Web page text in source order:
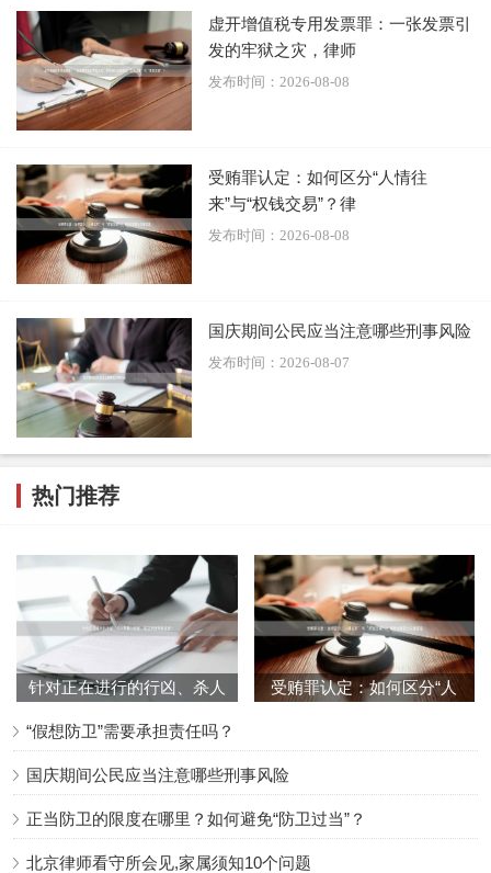
5.律师会见预约
北京看守所需提前预约会见，多数看守所可通过“北京监
管”微信小程序或线上平台预约，部分看守所需提前1-2天预
约。家属无需参与预约，但需配合律师提供相关信息。
6.存款与存物
多数看守所支持通过“北京监管”小程序网上存款，部分看守
所可现场办理。家属或律师可代为存款，但需核实具体流
程。存物需符合看守所规定，如纯棉衣物、无装饰等。
7.选择律师的建议
建议委托有刑事办案经验的律师，其能更全面了解案件情
况，为嫌疑人提供有效法律帮助。可通过朋友推荐、律所官
网或专业平台筛选律师。
北京律师会见收费因律师经验、律所规模等因素而异，多为
师。
9.家属能否会见
刑事拘留期间，家属无法直接会见嫌疑人，只有律师可凭手
续会见。家属可通过与律师沟通了解嫌疑人情况。
10.警惕诈骗风险
切勿轻信“黄牛”或声称能“捞人”的信息，此类行为涉嫌诈
骗。嫌疑人释放需经法定程序，律师会依法为嫌疑人争取合
法权益。
虚开增值税专用发票罪：一张发票引
发的牢狱之灾，律师
发布时间：2026-08-08
受贿罪认定：如何区分“人情往
来”与“权钱交易”？律
发布时间：2026-08-08
国庆期间公民应当注意哪些刑事风险
发布时间：2026-08-07
热门推荐
针对正在进行的行凶、杀人
规
受贿罪认定：如何区分“人
“假想防卫”需要承担责任吗？
国庆期间公民应当注意哪些刑事风险
正当防卫的限度在哪里？如何避免“防卫过当”？
北京律师看守所会见,家属须知10个问题